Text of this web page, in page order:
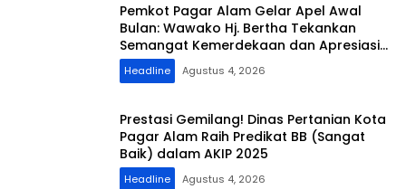
Pemkot Pagar Alam Gelar Apel Awal
Bulan: Wawako Hj. Bertha Tekankan
Semangat Kemerdekaan dan Apresiasi
Purna Tugas ASN
Headline Agustus 4, 2026
Prestasi Gemilang! Dinas Pertanian Kota
Pagar Alam Raih Predikat BB (Sangat
Baik) dalam AKIP 2025
Headline Agustus 4, 2026